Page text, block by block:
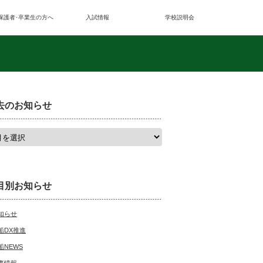
護者･卒業生の方へ 入試情報 学校説明会
のお知らせ
別お知らせ
らせ
DX推進
NEWS